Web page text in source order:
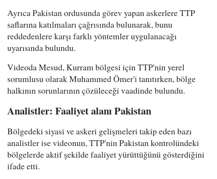
Ayrıca Pakistan ordusunda görev yapan askerlere TTP
saflarına katılmaları çağrısında bulunarak, bunu
reddedenlere karşı farklı yöntemler uygulanacağı
uyarısında bulundu.
Videoda Mesud, Kurram bölgesi için TTP'nin yerel
sorumlusu olarak Muhammed Ömer'i tanıtırken, bölge
halkının sorunlarının çözüleceği vaadinde bulundu.
Analistler: Faaliyet alanı Pakistan
Bölgedeki siyasi ve askeri gelişmeleri takip eden bazı
analistler ise videonun, TTP'nin Pakistan kontrolündeki
bölgelerde aktif şekilde faaliyet yürüttüğünü gösterdiğini
ifade etti.